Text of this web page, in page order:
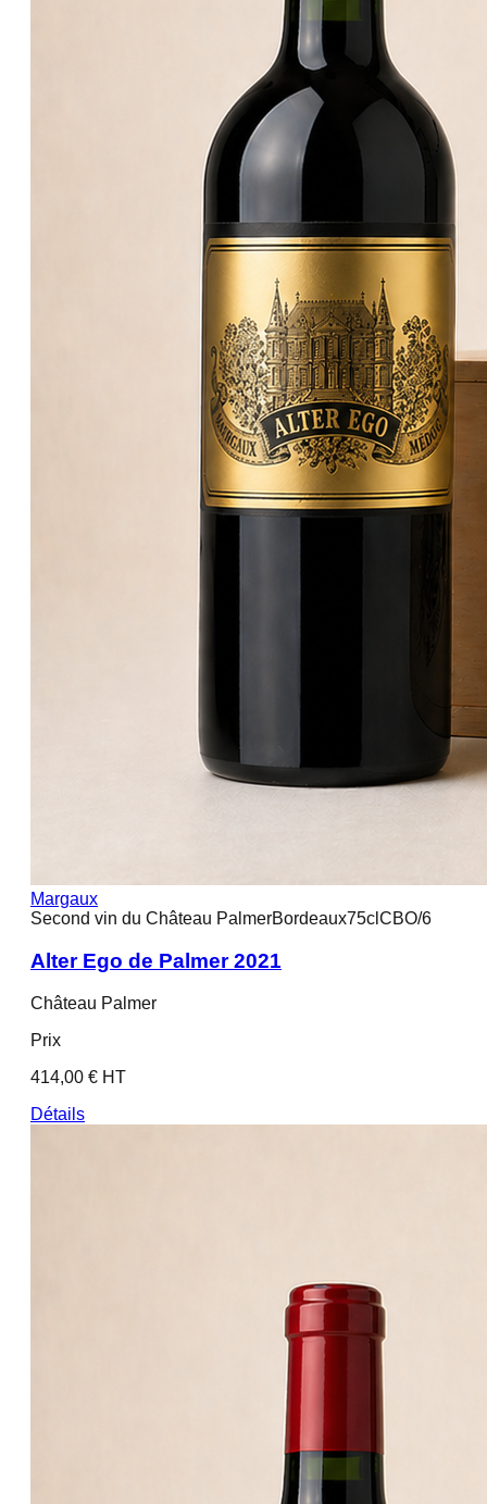
Margaux
Second vin du Château PalmerBordeaux75cl CBO/6
Alter Ego de Palmer 2021
Château Palmer
Prix
414,00 € HT
Détails